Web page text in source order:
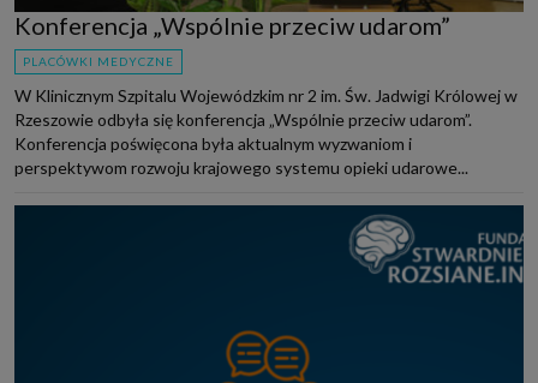
Konferencja „Wspólnie przeciw udarom”
PLACÓWKI MEDYCZNE
W Klinicznym Szpitalu Wojewódzkim nr 2 im. Św. Jadwigi Królowej w
Rzeszowie odbyła się konferencja „Wspólnie przeciw udarom”.
Konferencja poświęcona była aktualnym wyzwaniom i
perspektywom rozwoju krajowego systemu opieki udarowe...